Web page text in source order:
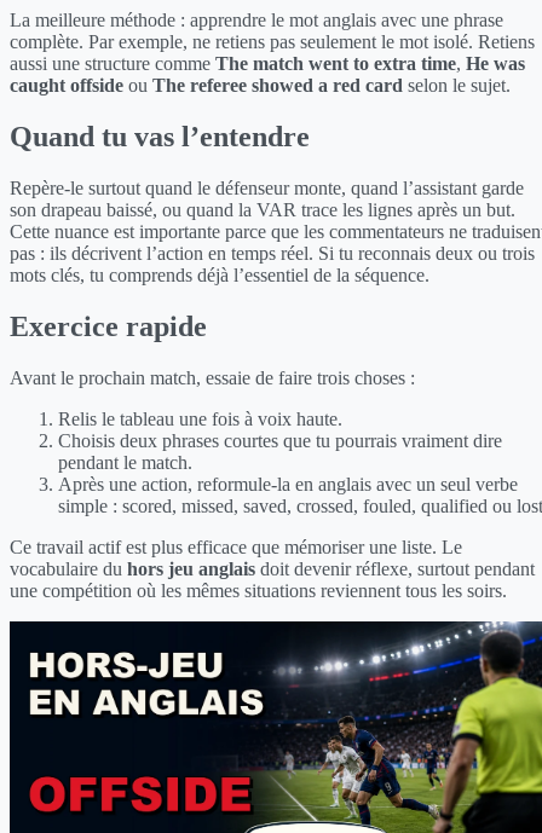
La meilleure méthode : apprendre le mot anglais avec une phrase
complète. Par exemple, ne retiens pas seulement le mot isolé. Retiens
aussi une structure comme The match went to extra time, He was
caught offside ou The referee showed a red card selon le sujet.
Quand tu vas l’entendre
Repère-le surtout quand le défenseur monte, quand l’assistant garde
son drapeau baissé, ou quand la VAR trace les lignes après un but.
Cette nuance est importante parce que les commentateurs ne
pas : ils décrivent l’action en temps réel. Si tu reconnais deux ou trois
mots clés, tu comprends déjà l’essentiel de la séquence.
Exercice rapide
Avant le prochain match, essaie de faire trois choses :
Relis le tableau une fois à voix haute.
Choisis deux phrases courtes que tu pourrais vraiment dire
pendant le match.
Après une action, reformule-la en anglais avec un seul verbe
simple : scored, missed, saved, crossed, fouled, qualified ou
Ce travail actif est plus efficace que mémoriser une liste. Le
vocabulaire du hors jeu anglais doit devenir réflexe, surtout pendant
une compétition où les mêmes situations reviennent tous les soirs.